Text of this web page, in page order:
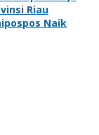
Riau
Naik